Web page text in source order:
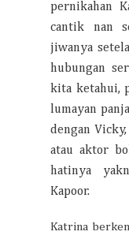
pernikahan
cantik nan
jiwanya
hubungan
kita ketahui,
lumayan
dengan
atau aktor
hatinya
Kapoor.
Katrina